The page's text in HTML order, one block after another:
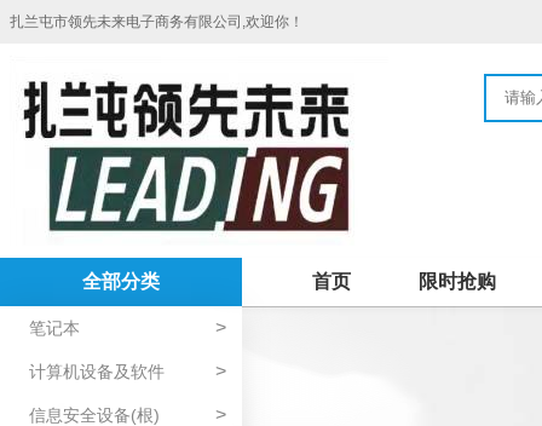
扎兰屯市领先未来电子商务有限公司,欢迎你！
全部分类
笔记本 >
计算机设备及软件 >
信息安全设备(根) >
首页 限时抢购